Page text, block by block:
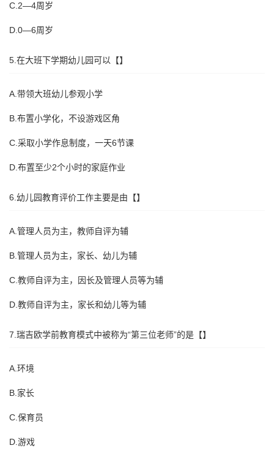
C.2—4周岁
D.0—6周岁
5.在大班下学期幼儿园可以【】
A.带领大班幼儿参观小学
B.布置小学化，不设游戏区角
C.采取小学作息制度，一天6节课
D.布置至少2个小时的家庭作业
6.幼儿园教育评价工作主要是由【】
A.管理人员为主，教师自评为辅
B.管理人员为主，家长、幼儿为辅
C.教师自评为主，因长及管理人员等为辅
D.教师自评为主，家长和幼儿等为辅
7.瑞吉欧学前教育模式中被称为“第三位老师”的是【】
A.环境
B.家长
C.保育员
D.游戏